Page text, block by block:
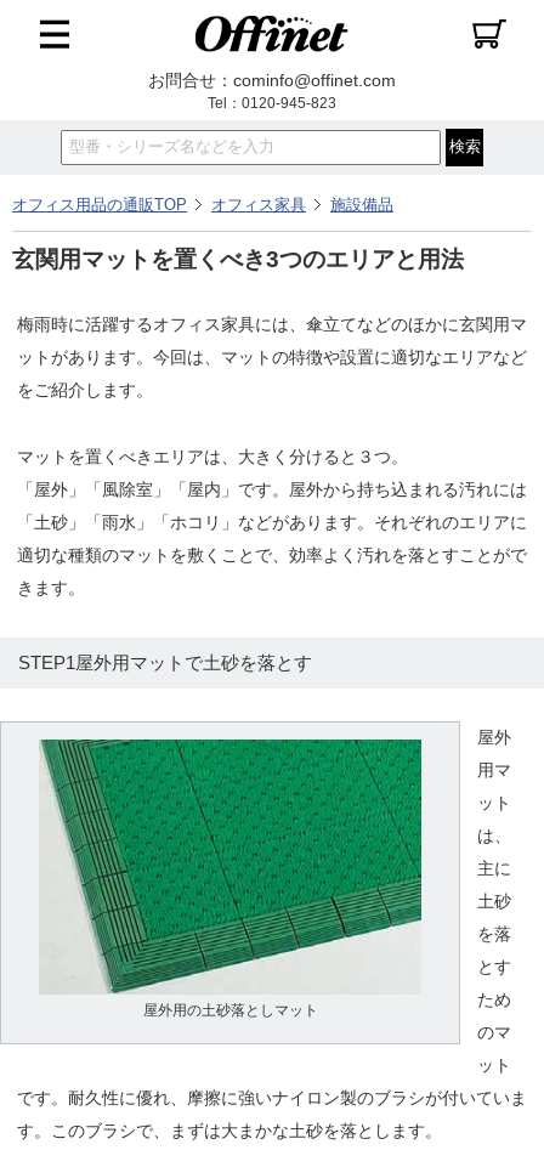
お問合せ：cominfo@offinet.com
Tel：0120-945-823
オフィス用品の通販TOP オフィス家具 施設備品
玄関用マットを置くべき3つのエリアと用法
梅雨時に活躍するオフィス家具には、傘立てなどのほかに玄関用マ
ットがあります。今回は、マットの特徴や設置に適切なエリアなど
をご紹介します。
マットを置くべきエリアは、大きく分けると３つ。
「屋外」「風除室」「屋内」です。屋外から持ち込まれる汚れには
「土砂」「雨水」「ホコリ」などがあります。それぞれのエリアに
適切な種類のマットを敷くことで、効率よく汚れを落とすことがで
きます。
STEP1屋外用マットで土砂を落とす
屋外用の土砂落としマット
屋外
用マ
ット
は、
主に
土砂
を落
とす
ため
のマ
ット
です。耐久性に優れ、摩擦に強いナイロン製のブラシが付いていま
す。このブラシで、まずは大まかな土砂を落とします。